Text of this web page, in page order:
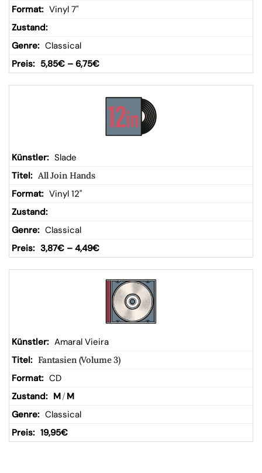
Vinyl 7"
Classical
5,85€ – 6,75€
Slade
All Join Hands
Vinyl 12"
Classical
3,87€ – 4,49€
Amaral Vieira
Fantasien (Volume 3)
CD
M/ M
Classical
19,95€